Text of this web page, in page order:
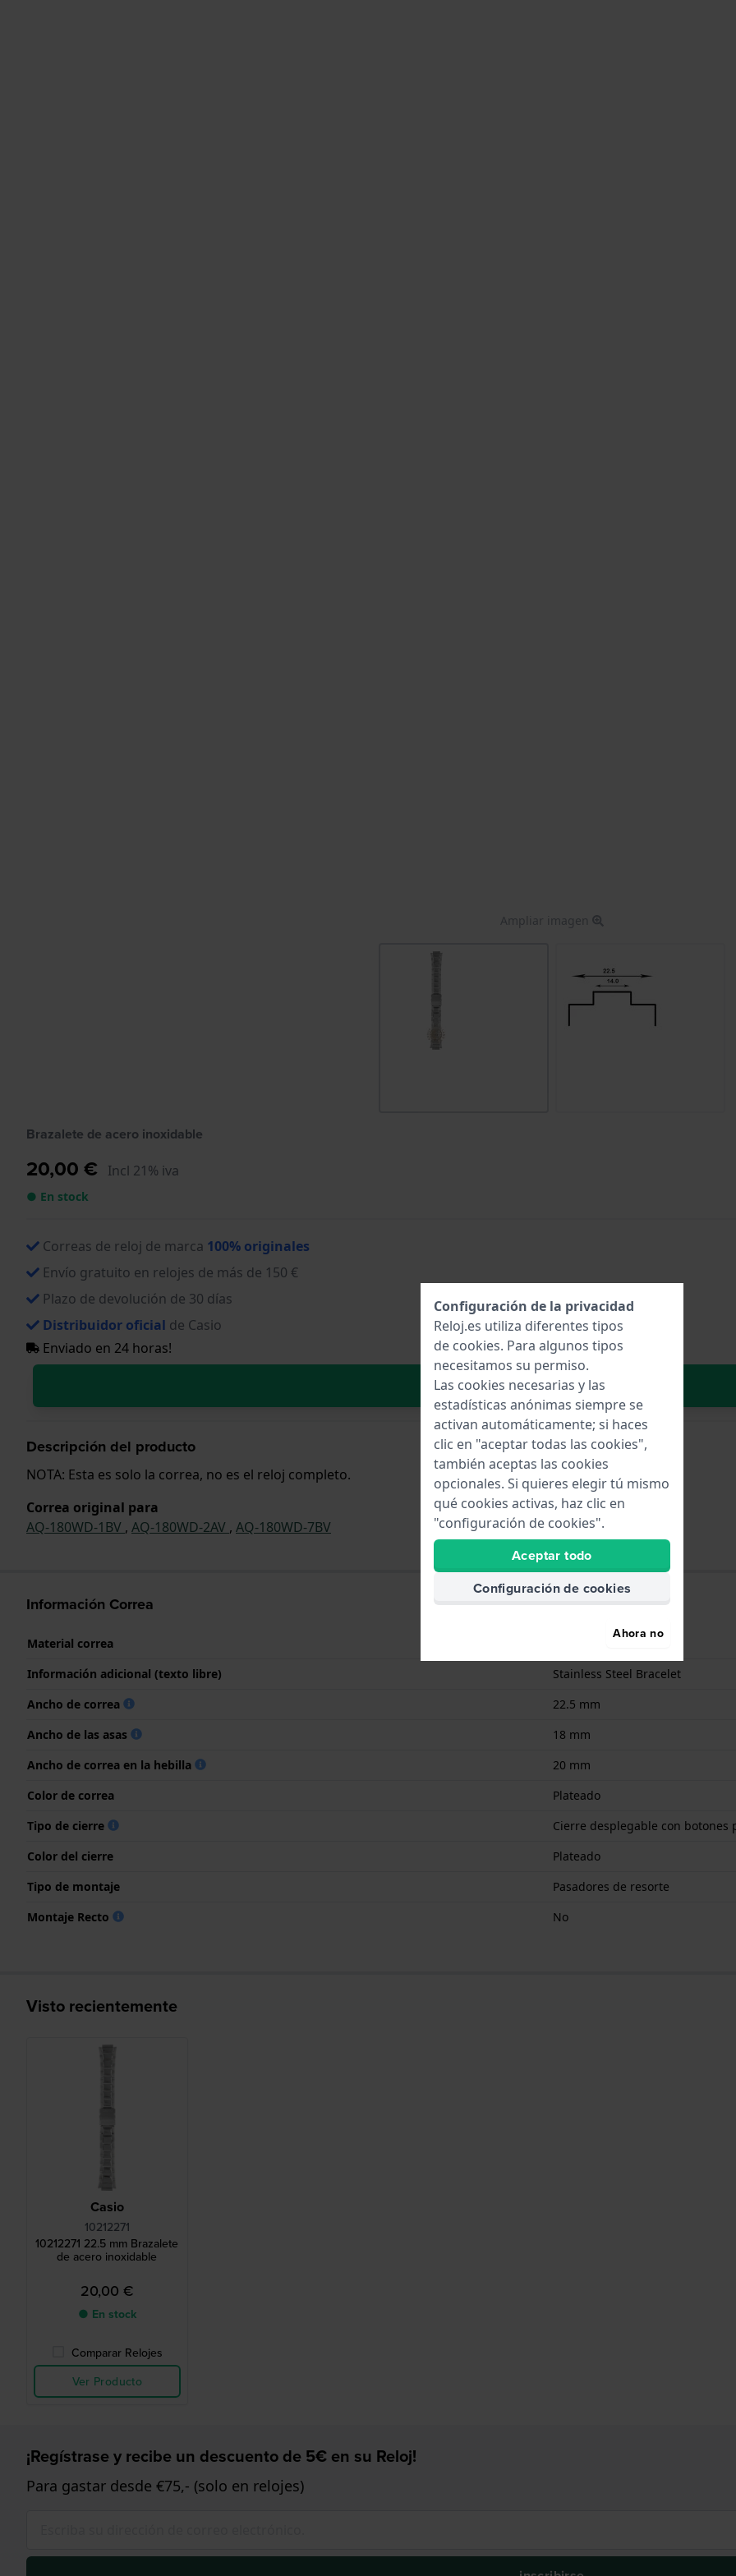
Ampliar imagen
Brazalete de acero inoxidable
20,00 € Incl 21% iva
● En stock
Correas de reloj de marca 100% originales
Envío gratuito en relojes de más de 150 €
Plazo de devolución de 30 días
Distribuidor oficial de Casio
Enviado en 24 horas!
Añadir al carrito
Descripción del producto
NOTA: Esta es solo la correa, no es el reloj completo.
Correa original para
AQ-180WD-1BV , AQ-180WD-2AV , AQ-180WD-7BV
Información Correa
Material correa
Información adicional (texto libre)
Stainless Steel Bracelet
Ancho de correa
22.5 mm
Ancho de las asas
18 mm
Ancho de correa en la hebilla
20 mm
Color de correa
Plateado
Tipo de cierre
Cierre desplegable con botones
Color del cierre
Plateado
Tipo de montaje
Pasadores de resorte
Montaje Recto
No
Visto recientemente
Casio
10212271
10212271 22.5 mm Brazalete
de acero inoxidable
20,00 €
● En stock
Comparar Relojes
Ver Producto
¡Regístrase y recibe un descuento de 5€ en su Reloj!
Para gastar desde €75,- (solo en relojes)
Configuración de la privacidad
Reloj.es utiliza diferentes tipos
de cookies. Para algunos tipos
necesitamos su permiso.
Las cookies necesarias y las
estadísticas anónimas siempre se
activan automáticamente; si haces
clic en "aceptar todas las cookies",
también aceptas las cookies
opcionales. Si quieres elegir tú mismo
qué cookies activas, haz clic en
"configuración de cookies".
Aceptar todo
Configuración de cookies
Ahora no